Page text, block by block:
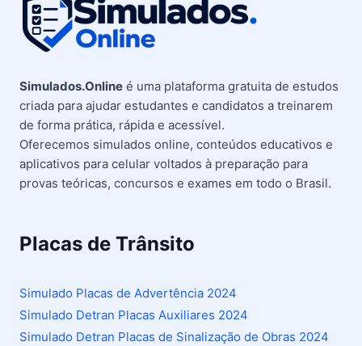
Simulados.Online é uma plataforma gratuita de estudos
criada para ajudar estudantes e candidatos a treinarem
de forma prática, rápida e acessível.
Oferecemos simulados online, conteúdos educativos e
aplicativos para celular voltados à preparação para
provas teóricas, concursos e exames em todo o Brasil.
Placas de Trânsito
Simulado Placas de Advertência 2024
Simulado Detran Placas Auxiliares 2024
Simulado Detran Placas de Sinalização de Obras 2024